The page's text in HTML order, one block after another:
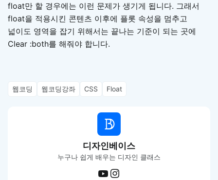
float만 할 경우에는 이런 문제가 생기게 됩니다. 그래서
float을 적용시킨 콘텐츠 이후에 플롯 속성을 멈추고
넓이도 영역을 잡기 위해서는 끝나는 기준이 되는 곳에
Clear :both를 해줘야 합니다.
웹코딩 웹코딩강좌 CSS Float
디자인베이스
누구나 쉽게 배우는 디자인 클래스